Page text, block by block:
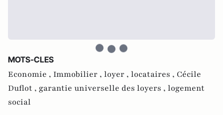
MOTS-CLES
Economie , Immobilier , loyer , locataires , Cécile
Duflot , garantie universelle des loyers , logement
social